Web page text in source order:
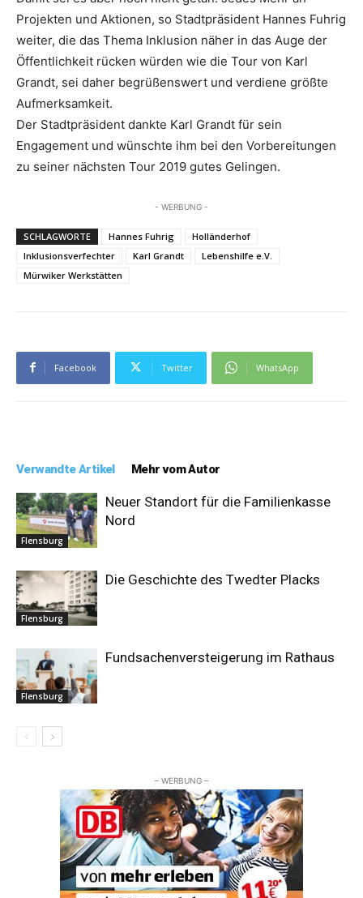
Projekten und Aktionen, so Stadtpräsident Hannes Fuhrig
weiter, die das Thema Inklusion näher in das Auge der
Öffentlichkeit rücken würden wie die Tour von Karl
Grandt, sei daher begrüßenswert und verdiene größte
Aufmerksamkeit.
Der Stadtpräsident dankte Karl Grandt für sein
Engagement und wünschte ihm bei den Vorbereitungen
zu seiner nächsten Tour 2019 gutes Gelingen.
- WERBUNG -
SCHLAGWORTE Hannes Fuhrig
Holländerhof
Inklusionsverfechter
Karl Grandt
Lebenshilfe e.V.
Mürwiker Werkstätten
Facebook Twitter WhatsApp
Verwandte Artikel Mehr vom Autor
Flensburg
Neuer Standort für die Familienkasse
Nord
Flensburg
Die Geschichte des Twedter Placks
Flensburg
Fundsachenversteigerung im Rathaus
– WERBUNG –